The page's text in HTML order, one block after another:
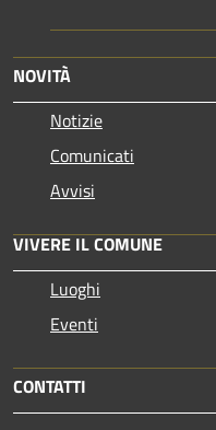
NOVITÀ
Notizie
Comunicati
Avvisi
VIVERE IL COMUNE
Luoghi
Eventi
CONTATTI